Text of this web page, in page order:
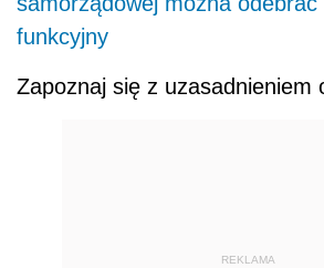
funkcyjny
Zapoznaj się z uzasadnieniem
REKLAMA